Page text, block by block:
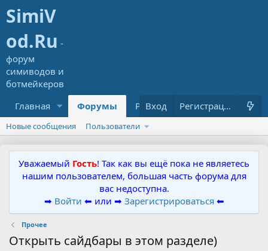
Главная Форумы Ресурсы Что нового?
Вход Регистрация
Новые сообщения Пользователи
Уважаемый Гость! Так как вы ещё пока не являетесь
нашим пользователем, большая часть форума для
вас недоступна.
➡ Войти ⬅ или ➡ Зарегистрироваться ⬅
Прочее
Открыть сайдбары в этом разделе)